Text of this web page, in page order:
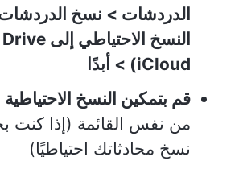
الدردشات > نسخ الدردشات
iCloud) > أبدًا
قم بتمكين النسخ
من نفس القائمة (إذا كنت
نسخ محادثاتك احتياطيًا)